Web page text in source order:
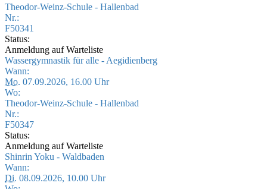
Theodor-Weinz-Schule - Hallenbad
Nr.:
F50341
Status:
Anmeldung auf Warteliste
Wassergymnastik für alle - Aegidienberg
Wann:
Mo. 07.09.2026, 16.00 Uhr
Wo:
Theodor-Weinz-Schule - Hallenbad
Nr.:
F50347
Status:
Anmeldung auf Warteliste
Shinrin Yoku - Waldbaden
Wann:
Di. 08.09.2026, 10.00 Uhr